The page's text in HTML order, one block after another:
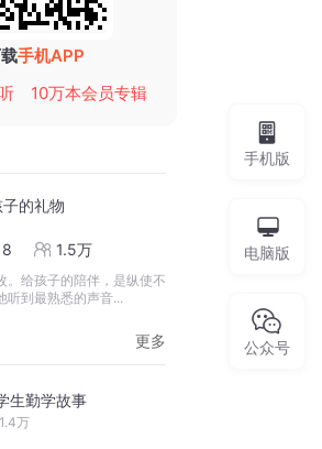
手机APP
10万本会员专辑
的礼物
1.5万
。给孩子的陪伴，是纵使不
听到最熟悉的声音...
更多
生勤学故事
1.4万
手机版
电脑版
公众号